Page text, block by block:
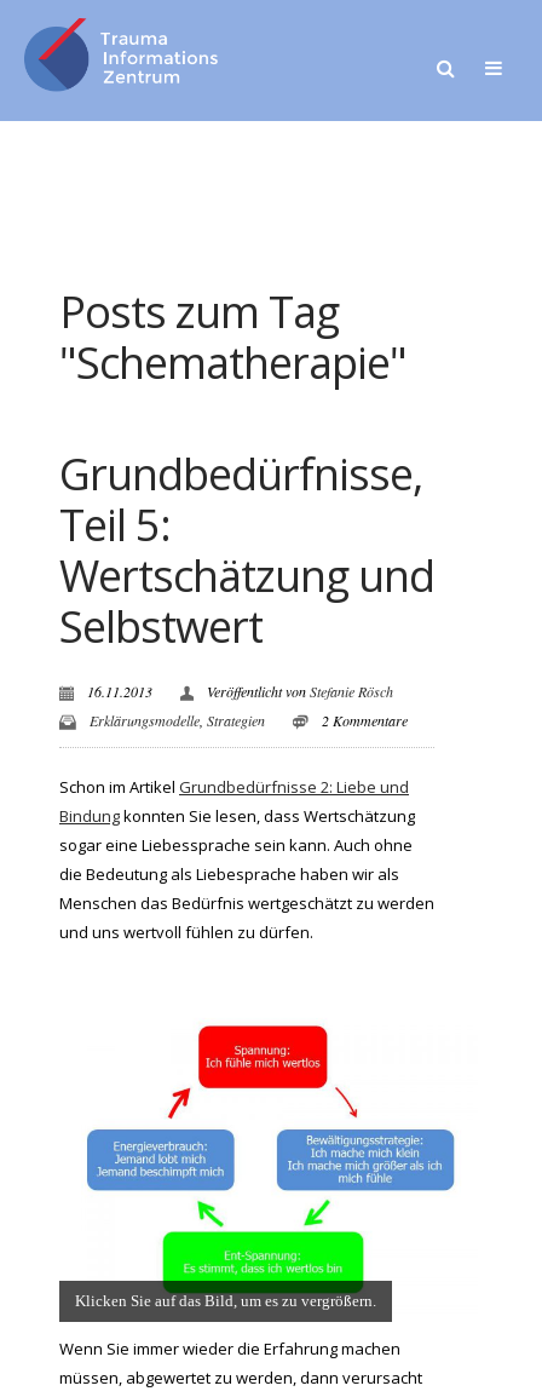
Posts zum Tag
"Schematherapie"
Grundbedürfnisse,
Teil 5:
Wertschätzung und
Selbstwert
16.11.2013 Veröffentlicht vonStefanie Rösch
Erklärungsmodelle Strategien 2 Kommentare
Schon im Artikel Grundbedürfnisse 2: Liebe und
Bindungkonnten Sie lesen, dass Wertschätzung
sogar eine Liebessprache sein kann. Auch ohne
die Bedeutung als Liebesprache haben wir als
Menschen das Bedürfnis wertgeschätzt zu werden
und uns wertvoll fühlen zu dürfen.
Klicken Sie auf das Bild, um es zu vergrößern.
Wenn Sie immer wieder die Erfahrung machen
müssen, abgewertet zu werden, dann verursacht